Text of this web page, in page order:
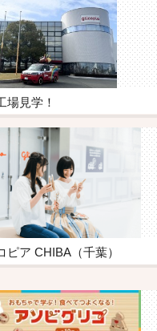
場見学！
ピア CHIBA（千葉）